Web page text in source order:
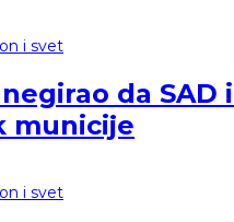
i svet
da SAD
municije
i svet